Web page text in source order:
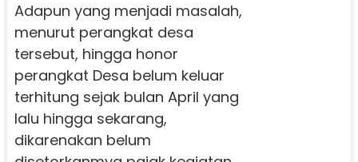
Adapun yang menjadi masalah,
menurut perangkat desa
tersebut, hingga honor
perangkat Desa belum keluar
terhitung sejak bulan April yang
lalu hingga sekarang,
dikarenakan belum